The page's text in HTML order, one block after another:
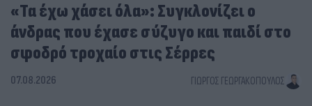
«Τα έχω χάσει όλα»: Συγκλονίζει ο
άνδρας που έχασε σύζυγο και παιδί στο
σφοδρό τροχαίο στις Σέρρες
07.08.2026 ΓΙΏΡΓΟΣ ΓΕΩΡΓΑΚΌΠΟΥΛΟΣ